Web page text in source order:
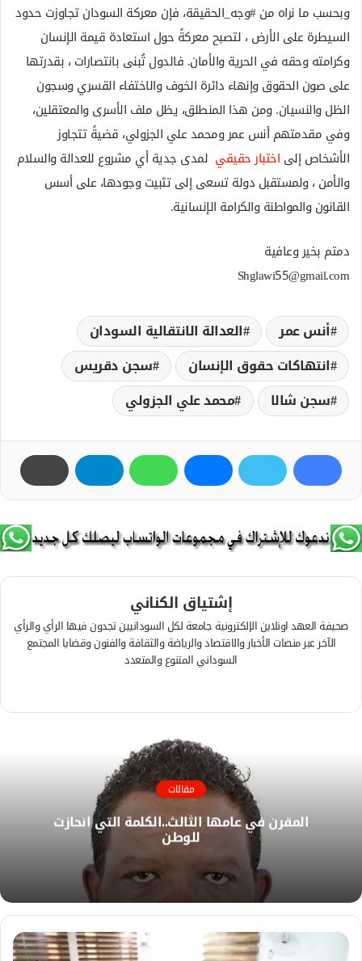
وبحسب ما نراه من #وجه_الحقيقة، فإن معركة السودان تجاوزت حدود
السيطرة على الأرض ، لتصبح معركةً حول استعادة قيمة الإنسان
وكرامته وحقه في الحرية والأمان. فالدول تُبنى بانتصارات ، بقدرتها
على صون الحقوق وإنهاء دائرة الخوف والاختفاء القسري وسجون
الظل والنسيان. ومن هذا المنطلق، يظل ملف الأسرى والمعتقلين،
وفي مقدمتهم أنس عمر ومحمد علي الجزولي، قضيةً تتجاوز
الأشخاص إلى اختبار حقيقي لمدى جدية أي مشروع للعدالة والسلام
والأمن ، ولمستقبل دولة تسعى إلى تثبيت وجودها، على أسس
القانون والمواطنة والكرامة الإنسانية.
دمتم بخير وعافية
Shglawi55@gmail.com
أنس عمر
العدالة الانتقالية السودان
انتهاكات حقوق الإنسان
سجن دقريس
سجن شالا
محمد علي الجزولي
إشتياق الكناني
صحيفة العهد اونلاين الإلكترونية جامعة لكل السودانيين تجدون فيها الرأي والرأي
الآخر عبر منصات الأخبار والاقتصاد والرياضة والثقافة والفنون وقضايا المجتمع
السوداني المتنوع والمتعدد
م
ق
ع
ا
ل
و
ي
ب
و
كمقالات
المقرن في عامها الثالث..الكلمة التي انحازت
للوطن